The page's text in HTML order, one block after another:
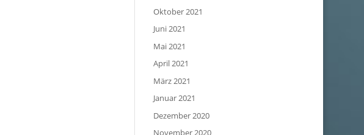
Oktober 2021
Juni 2021
Mai 2021
April 2021
März 2021
Januar 2021
Dezember 2020
November 2020